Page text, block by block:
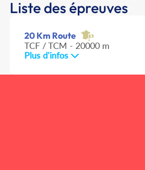
Liste des épreuves
20 Km Route
TCF / TCM - 20000 m
Plus d'infos